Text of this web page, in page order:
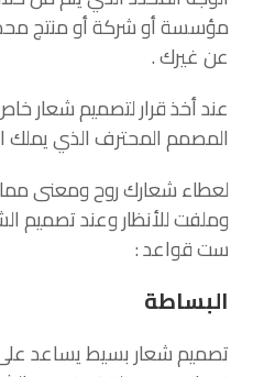
مؤسسة أو شركة أو منتج
عن غيرك .
عند أخذ قرار لتصميم شعار
المصمم المحترف الذي يملك
لعطاء شعارك روح ومعنى مما
وملفت للأنظار وعند تصميم
ست قواعد :
البساطة
تصميم شعار بسيط يساعد